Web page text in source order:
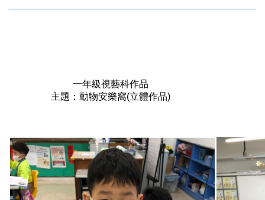
一年級視藝科作品
主題：動物安樂窩(立體作品)